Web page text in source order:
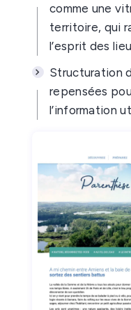
comme une
territoire, qui
l’esprit des
Structuration
repensées
l’information